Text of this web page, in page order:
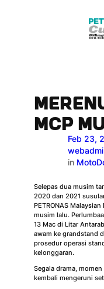
MCP
Feb 23,
in
Selepas dua musim
2020 dan 2021
PETRONAS
musim lalu.
13 Mac di Litar
awam ke grandstand
prosedur operasi
kelonggaran.
Segala drama,
kembali mengeruni